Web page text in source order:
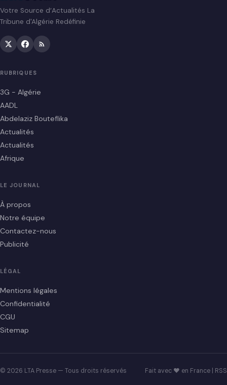
Votre Source d’Actualités La
Tribune d'Algérie Redéfinie
RUBRIQUES
3G - Algérie
AADL
Abdelaziz Bouteflika
Actualités
Actualités
Afrique
LE JOURNAL
À propos
Notre équipe
Contactez-nous
Publicité
LÉGAL
Mentions légales
Confidentialité
CGU
Sitemap
© 2026 LTA Presse — Tous droits réservés Fait avec ♥ en France | RSS